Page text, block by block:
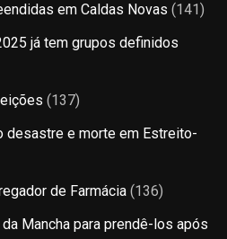
em Caldas Novas (141)
já tem grupos definidos
(137)
desastre e morte em Estreito-
de Farmácia (136)
Mancha para prendê-los após